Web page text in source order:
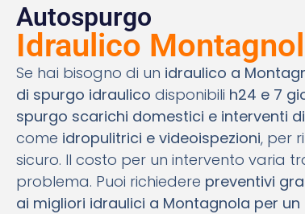
Autospurgo
Idraulico
Se hai bisogno di un idraulico a
di spurgo idraulico disponibili h24 e 7
spurgo scarichi domestici e interventi
come idropulitrici e videoispezioni, per
sicuro. Il costo per un intervento varia
problema. Puoi richiedere preventivi
ai migliori idraulici a Montagnola per